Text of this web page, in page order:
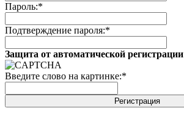
Пароль:*
Подтверждение пароля:*
Защита от автоматической регистрации
Введите слово на картинке:*